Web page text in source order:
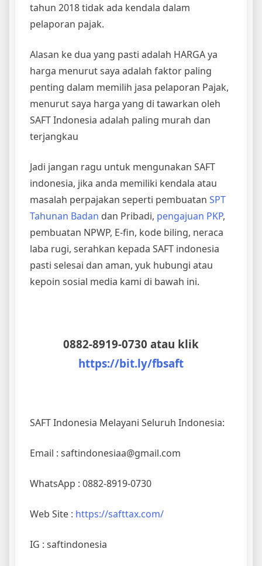
tahun 2018 tidak ada kendala dalam
pelaporan pajak.
Alasan ke dua yang pasti adalah HARGA ya
harga menurut saya adalah faktor paling
penting dalam memilih jasa pelaporan Pajak,
menurut saya harga yang di tawarkan oleh
SAFT Indonesia adalah paling murah dan
terjangkau
Jadi jangan ragu untuk mengunakan SAFT
indonesia, jika anda memiliki kendala atau
masalah perpajakan seperti pembuatan SPT
Tahunan Badan dan Pribadi, pengajuan PKP,
pembuatan NPWP, E-fin, kode biling, neraca
laba rugi, serahkan kepada SAFT indonesia
pasti selesai dan aman, yuk hubungi atau
kepoin sosial media kami di bawah ini.
0882-8919-0730 atau klik
https://bit.ly/fbsaft
SAFT Indonesia Melayani Seluruh Indonesia:
Email : saftindonesiaa@gmail.com
WhatsApp : 0882-8919-0730
Web Site : https://safttax.com/
IG : saftindonesia